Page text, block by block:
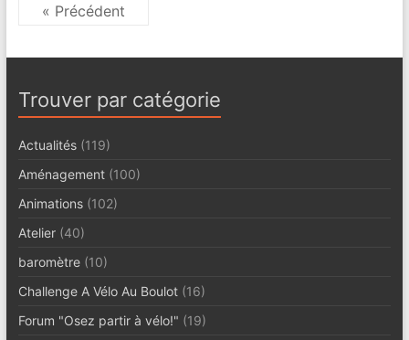
« Précédent
Trouver par catégorie
Actualités(119)
Aménagement(100)
Animations(102)
Atelier(40)
baromètre(10)
Challenge A Vélo Au Boulot(16)
Forum "Osez partir à vélo!" (19)